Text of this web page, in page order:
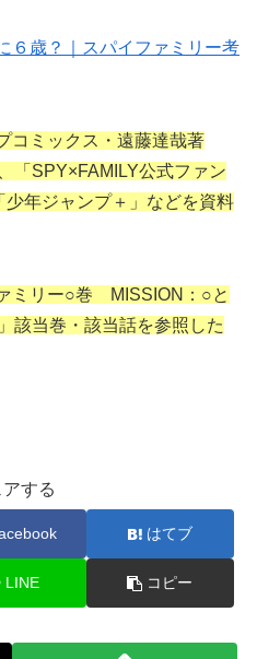
歳？｜スパイファミリー考
コミックス・遠藤達哉著
「SPY×FAMILY公式ファン
年ジャンプ＋」などを資料
ミリー○巻 MISSION：○と
該当巻・該当話を参照した
アする
はてブ
LINE コピー